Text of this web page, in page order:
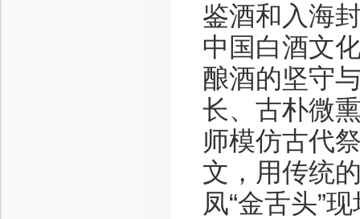
鉴酒和入海
中国白酒文
酿酒的坚守
长、古朴微
师模仿古代
文，用传统
凤“金舌头”